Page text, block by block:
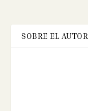
SOBRE EL AUTOR